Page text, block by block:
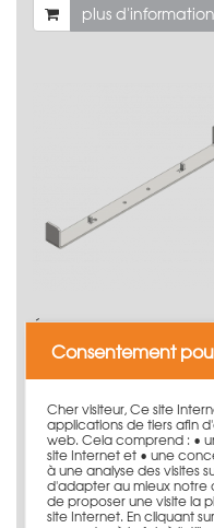
plus d'information
Écarteur fondation
167,50 €50 pièce |
Consentement
Cher visiteur, Ce site
applications de tiers afin
web. Cela comprend : •
site Internet et • une
à une analyse des visites
d'adapter au mieux notre
de proposer une visite la
site Internet. En cliquant